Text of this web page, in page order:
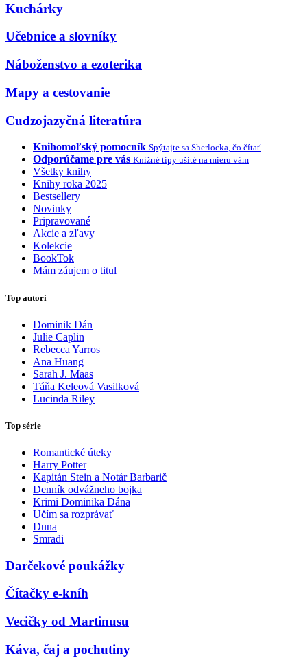
Kuchárky
Učebnice a slovníky
Náboženstvo a ezoterika
Mapy a cestovanie
Cudzojazyčná literatúra
Knihomoľský pomocník Spýtajte sa Sherlocka, čo čítať
Odporúčame pre vás Knižné tipy ušité na mieru vám
Všetky knihy
Knihy roka 2025
Bestsellery
Novinky
Pripravované
Akcie a zľavy
Kolekcie
BookTok
Mám záujem o titul
Top autori
Dominik Dán
Julie Caplin
Rebecca Yarros
Ana Huang
Sarah J. Maas
Táňa Keleová Vasilková
Lucinda Riley
Top série
Romantické úteky
Harry Potter
Kapitán Stein a Notár Barbarič
Denník odvážneho bojka
Krimi Dominika Dána
Učím sa rozprávať
Duna
Smradi
Darčekové poukážky
Čítačky e-kníh
Vecičky od Martinusu
Káva, čaj a pochutiny